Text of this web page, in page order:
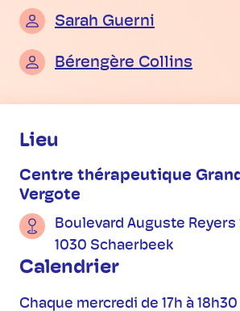
Sarah Guerni
Bérengère Collins
Informations
Lieu
Centre thérapeutique
Vergote
Boulevard Auguste Reyers
1030 Schaerbeek
Calendrier
Chaque mercredi de 17h à